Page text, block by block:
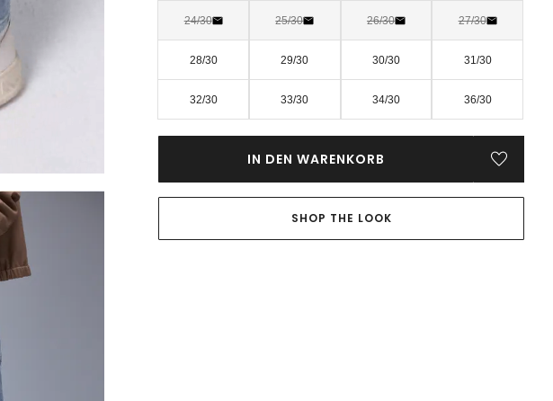
24/30 25/30 26/30 27/30
28/30 29/30 30/30 31/30
32/30 33/30 34/30 36/30
IN DEN WARENKORB
SHOP THE LOOK